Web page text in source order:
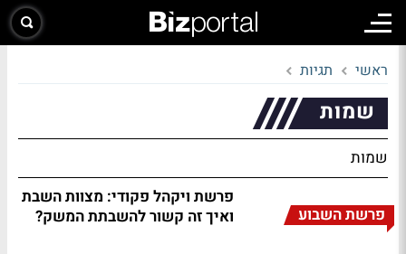
ראשי תגיות
שמות
שמות
פרשת השבוע
פרשת ויקהל פקודי: מצוות השבת
ואיך זה קשור להשבתת המשק?